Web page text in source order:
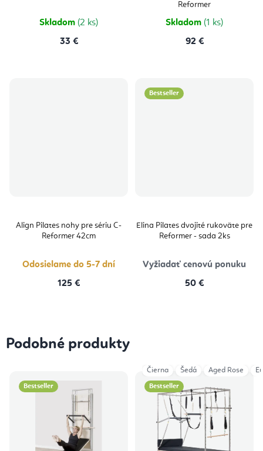
Skladom (2 ks)
33 €
Reformer
Skladom (1 ks)
92 €
Align Pilates nohy pre sériu C-
Reformer 42cm
Odosielame do 5-7 dní
125 €
Bestseller
Elina Pilates dvojité rukoväte pre
Reformer - sada 2ks
Vyžiadať cenovú ponuku
50 €
Podobné produkty
Bestseller Bestseller
Čierna Šedá Aged Rose